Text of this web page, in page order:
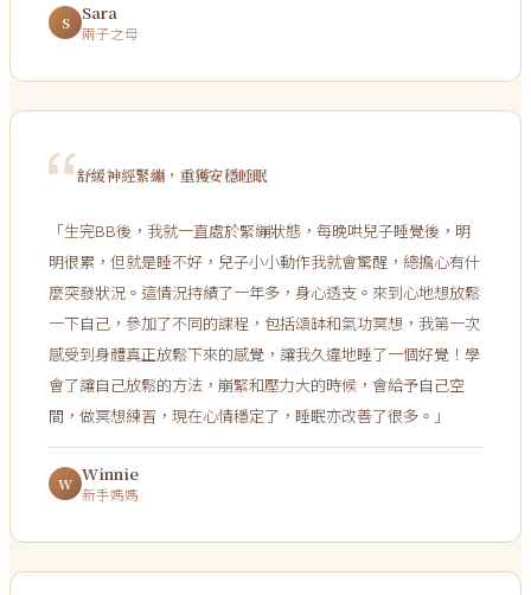
S Sara
兩子之母
舒緩神經緊繃，重獲安穩睡眠
「生完BB後，我就一直處於緊繃狀態，每晚哄兒子睡覺後，明
明很累，但就是睡不好，兒子小小動作我就會驚醒，總擔心有什
麼突發狀況。這情況持績了一年多，身心透支。來到心地想放鬆
一下自己，參加了不同的課程，包括頌缽和氣功冥想，我第一次
感受到身體真正放鬆下來的感覺，讓我久違地睡了一個好覺！學
會了讓自己放鬆的方法，崩緊和壓力大的時候，會給予自己空
間，做冥想練習，現在心情穩定了，睡眠亦改善了很多。 」
W Winnie
新手媽媽